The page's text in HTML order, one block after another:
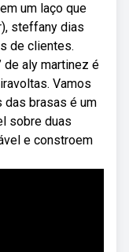
um laço que
steffany dias
de clientes.
de aly martinez é
Vamos
das brasas é um
sobre duas
e constroem